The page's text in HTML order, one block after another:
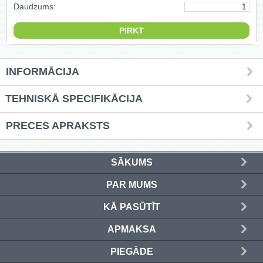
Daudzums:
INFORMĀCIJA
TEHNISKĀ SPECIFIKĀCIJA
PRECES APRAKSTS
SĀKUMS
PAR MUMS
KĀ PASŪTĪT
APMAKSA
PIEGĀDE
Griešanas diski un zāģa asmeņi
(50)
Krāsošanas instrumenti (133)
LED produkti (73)